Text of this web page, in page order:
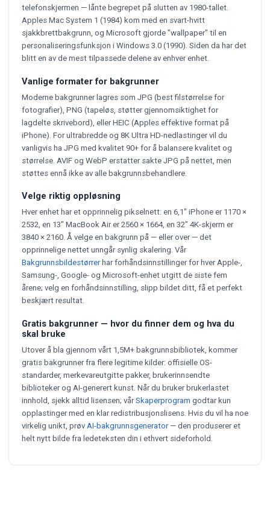
telefonskjermen — lånte begrepet på slutten av 1980-tallet.
Apples Mac System 1 (1984) kom med en svart-hvitt
sjakkbrettbakgrunn, og Microsoft gjorde "wallpaper" til en
personaliseringsfunksjon i Windows 3.0 (1990). Siden da har det
blitt en av de mest tilpassede delene av enhver enhet.
Vanlige formater for bakgrunner
Moderne bakgrunner lagres som JPG (best filstørrelse for
fotografier), PNG (tapeløs, støtter gjennomsiktighet for
lagdelte skrivebord), eller HEIC (Apples effektive format på
iPhone). For ultrabredde og 8K Ultra HD-nedlastinger vil du
vanligvis ha JPG med kvalitet 90+ for å balansere kvalitet og
størrelse. AVIF og WebP erstatter sakte JPG på nettet, men
støttes ennå ikke av alle bakgrunnsbehandlere.
Velge riktig oppløsning
Hver enhet har et opprinnelig pikselnett: en 6,1" iPhone er 1170 ×
2532, en 13" MacBook Air er 2560 × 1664, en 32" 4K-skjerm er
3840 × 2160. Å velge en bakgrunn på — eller over — det
opprinnelige nettet unngår synlig skalering. Vår
Bakgrunnsbildestørrerhar forhåndsinnstillinger for hver Apple-,
Samsung-, Google- og Microsoft-enhet utgitt de siste fem
årene; velg en forhåndsinnstilling, slipp bildet ditt, få et perfekt
beskjært resultat.
Gratis bakgrunner — hvor du finner dem og hva du
skal bruke
Utover å bla gjennom vårt 1,5M+ bakgrunnsbibliotek, kommer
gratis bakgrunner fra flere legitime kilder: offisielle OS-
standarder, merkevareutgitte pakker, brukerinnsendte
biblioteker og AI-generert kunst. Når du bruker brukerlastet
innhold, sjekk alltid lisensen; vårSkaperprogram godtar kun
opplastinger med en klar redistribusjonslisens. Hvis du vil ha noe
virkelig unikt, prøv AI-bakgrunnsgenerator— den produserer et
helt nytt bilde fra ledeteksten din i ethvert sideforhold.